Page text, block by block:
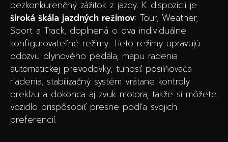
bezkonkurenčný zážitok z jazdy. K dispozícii je
široká škála jazdných režimov: Tour, Weather,
Sport a Track, doplnená o dva individuálne
konfigurovateľné režimy. Tieto režimy upravujú
odozvu plynového pedála, mapu radenia
automatickej prevodovky, tuhosť posilňovača
riadenia, stabilizačný systém vrátane kontroly
preklzu a dokonca aj zvuk motora, takže si môžete
vozidlo prispôsobiť presne podľa svojich
preferencií.